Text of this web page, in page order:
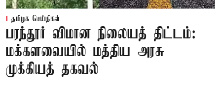
தமிழக செய்திகள்
பரந்தூர் விமான நிலையத் திட்டம்:
மக்களவையில் மத்திய அரசு
முக்கியத் தகவல்